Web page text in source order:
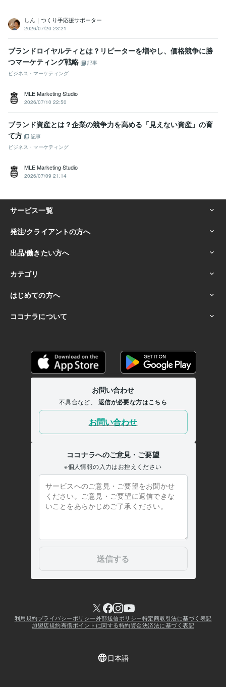
しん｜つくり手応援サポーター
2026/07/20 23:21
ブランドロイヤルティとは？リピーターを増やし、価格競争に勝
つマーケティング戦略
記事
ビジネス・マーケティング
MLE Marketing Studio
2026/07/10 22:50
ブランド資産とは？企業の競争力を高める「見えない資産」の育
て方
記事
ビジネス・マーケティング
MLE Marketing Studio
2026/07/09 21:14